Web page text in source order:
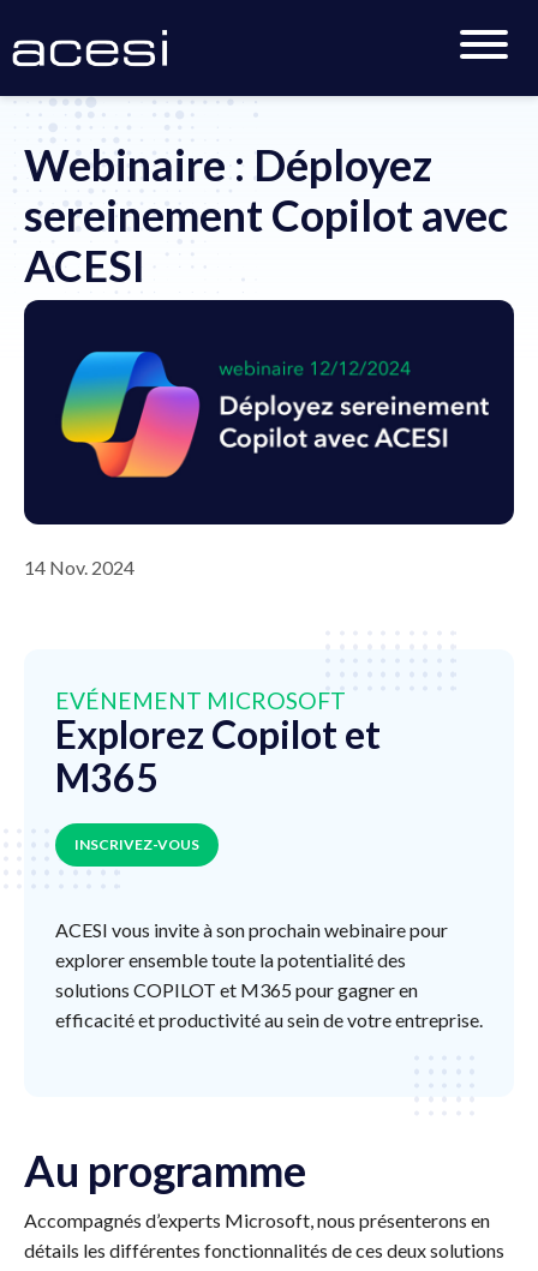
Accueil >Actualités
Webinaire : Déployez sereinement
Copilot avec ACESI
Webinaire : Déployez
sereinement Copilot avec
ACESI
14 Nov. 2024
EVÉNEMENT MICROSOFT
Explorez Copilot et
M365
INSCRIVEZ-VOUS
ACESI vous invite à son prochain webinaire pour
explorer ensemble toute la potentialité des
solutions COPILOT et M365 pour gagner en
efficacité et productivité au sein de votre entreprise.
Au programme
Accompagnés d’experts Microsoft, nous présenterons en
détails les différentes fonctionnalités de ces deux solutions